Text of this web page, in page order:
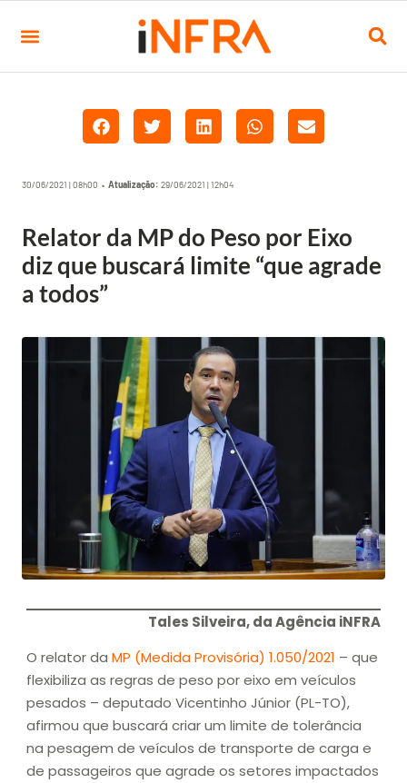
30/06/2021 | 08h00 • Atualização: 29/06/2021 | 12h04
Relator da MP do Peso por Eixo
diz que buscará limite “que agrade
a todos”
Tales Silveira, da Agência iNFRA
O relator da MP (Medida Provisória) 1.050/2021 – que
flexibiliza as regras de peso por eixo em veículos
pesados – deputado Vicentinho Júnior (PL-TO),
afirmou que buscará criar um limite de tolerância
na pesagem de veículos de transporte de carga e
de passageiros que agrade os setores impactados